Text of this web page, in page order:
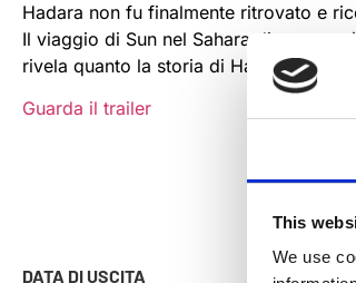
This
We use
Hadara non fu finalmente ritrovato e
Il viaggio di Sun nel Sahara diventa
rivela quanto la storia di Hadara sia
Guarda il trailer
DATA DI USCITA